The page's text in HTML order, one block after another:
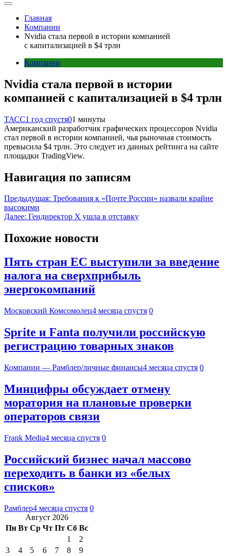
Главная
Компании
Nvidia стала первой в истории компанией
с капитализацией в $4 трлн
Компании
Nvidia стала первой в истории
компанией с капитализацией в $4 трлн
ТАСС1 год спустя01 минуты
Американский разработчик графических процессоров Nvidia
стал первой в истории компанией, чья рыночная стоимость
превысила $4 трлн. Это следует из данных рейтинга на сайте
площадки TradingView.
Навигация по записям
Предыдущая: Требования к «Почте России» назвали крайне
высокими
Далее: Гендиректор X ушла в отставку
Похожие новости
Пять стран ЕС выступили за введение
налога на сверхприбыль
энергокомпаний
Московский Комсомолец4 месяца спустя 0
Sprite и Fanta получили российскую
регистрацию товарных знаков
Компании — Рамблер/личные финансы4 месяца спустя 0
Минцифры обсуждает отмену
моратория на плановые проверки
операторов связи
Frank Media4 месяца спустя 0
Российский бизнес начал массово
переходить в банки из «белых
списков»
Рамблер4 месяца спустя 0
Август 2026
Пн Вт Ср Чт Пт Сб Вс
1
2
3
4 5 6 7 8
9